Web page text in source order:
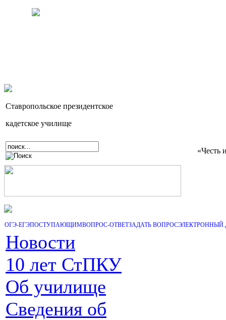
Ставропольское президентское
кадетское училище
«Честь
ОГЭ-ЕГЭПОСТУПАЮЩИМВОПРОС-ОТВЕТЗАДАТЬ ВОПРОСЭЛЕКТРОННЫЙ
Новости
10 лет СтПКУ
Об училище
Сведения об